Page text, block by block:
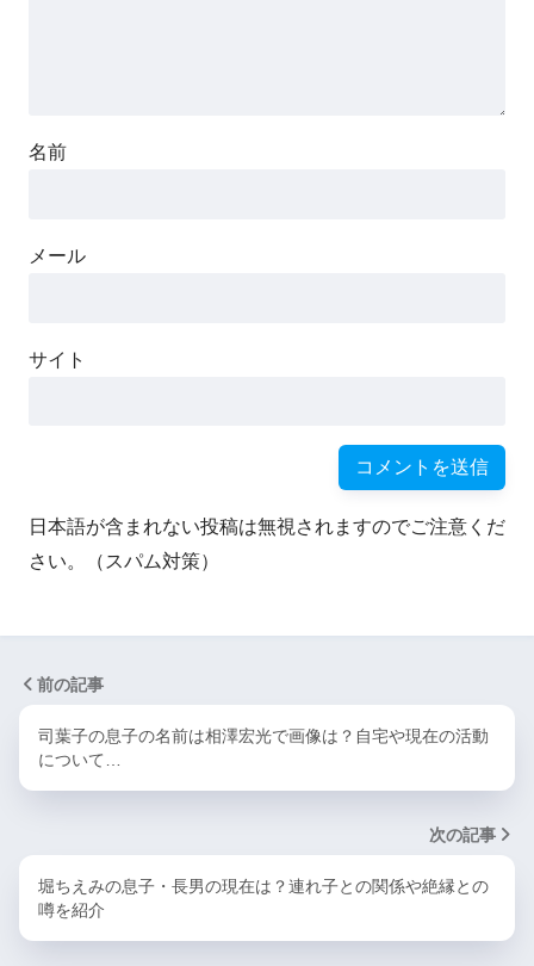
名前
メール
サイト
日本語が含まれない投稿は無視されますのでご注意くだ
さい。（スパム対策）
前の記事
司葉子の息子の名前は相澤宏光で画像は？自宅や現在の活動
について…
次の記事
堀ちえみの息子・長男の現在は？連れ子との関係や絶縁との
噂を紹介